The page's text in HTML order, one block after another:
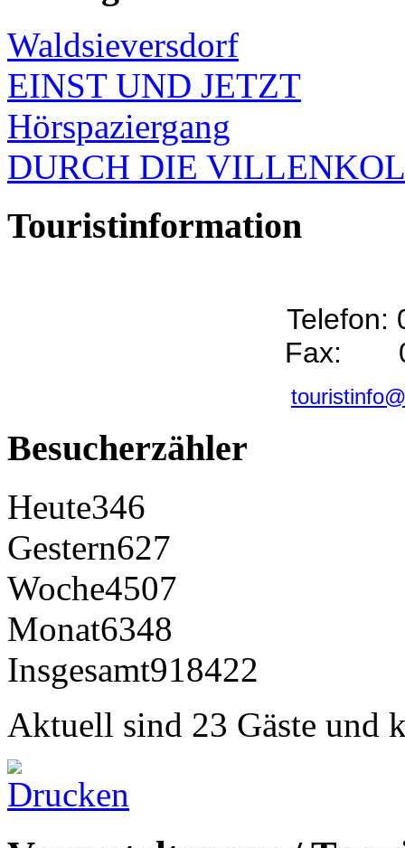
Waldsieversdorf
EINST UND JETZT
Hörspaziergang
DURCH DIE
Touristinformation
Telefon:
Fax:
Besucherzähler
Heute346
Gestern627
Woche4507
Monat6348
Insgesamt918422
Aktuell sind 23 Gäste und